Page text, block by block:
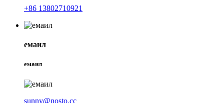
+86 13802710921
емаил
емаил
sunny@nosto.cc